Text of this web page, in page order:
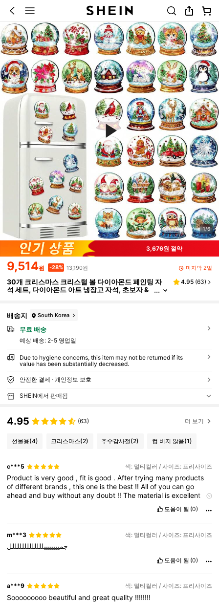
1/6
3,676원 절약
9,514원 -28% 13,190원 마지막 2일
30개 크리스마스 크리스털 볼 다이아몬드 페인팅 자
석 세트, 다이아몬드 아트 냉장고 자석, 초보자 &
4.95 (63)
배송지 South Korea
무료 배송
예상 배송: 2-5 영업일
Due to hygiene concerns, this item may not be returned if its
value has been substantially decreased.
안전한 결제 · 개인정보 보호
SHEIN에서 판매됨
4.95 (63) 더 보기
선물용(4) 크리스마스(2) 추수감사절(2) 컵 비지 않음(1)
c***5 색: 멀티컬러 / 사이즈: 프리사이즈
Product isverygood ,fit isgood .Aftertrying many products
ofdifferent brands ,thisone isthe best !!Allofyoucango
aheadand buywithoutanydoubt !!The material isexcellent
도움이 됨 (0)
m***3 색: 멀티컬러 / 사이즈: 프리사이즈
جمييييييييلللللللللللللل
도움이 됨 (0)
a***9 색: 멀티컬러 / 사이즈: 프리사이즈
Sooooooooo beautifulandgreatquality !!!!!!!!